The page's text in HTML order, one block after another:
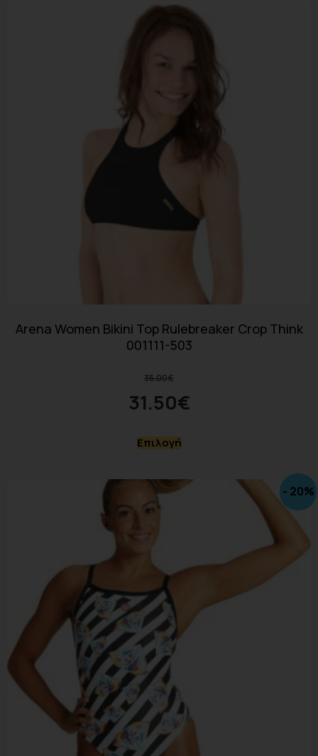
Arena Women Bikini Top Rulebreaker Crop Think
001111-503
35.00€
31.50€
Επιλογή
- 20%